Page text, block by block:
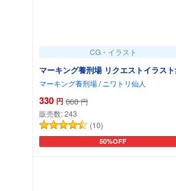
CG・イラスト
マーキング養刑場 リクエストイラス
マーキング養刑場/ ニワトリ仙人
330 円 660 円
販売数:243
(10)
50%OFF
カートに追加